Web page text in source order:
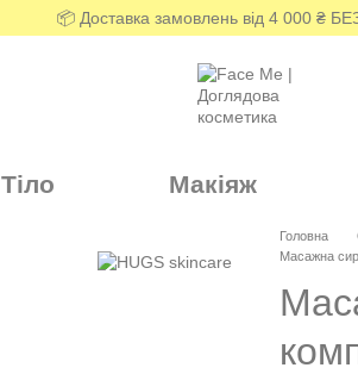
📦 Доставка замовлень від 4 000 ₴
Тіло Макіяж
Головна
Масажна